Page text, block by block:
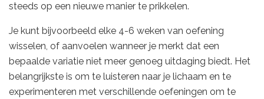
steeds op een nieuwe manier te prikkelen.
Je kunt bijvoorbeeld elke 4-6 weken van oefening
wisselen, of aanvoelen wanneer je merkt dat een
bepaalde variatie niet meer genoeg uitdaging biedt. Het
belangrijkste is om te luisteren naar je lichaam en te
experimenteren met verschillende oefeningen om te